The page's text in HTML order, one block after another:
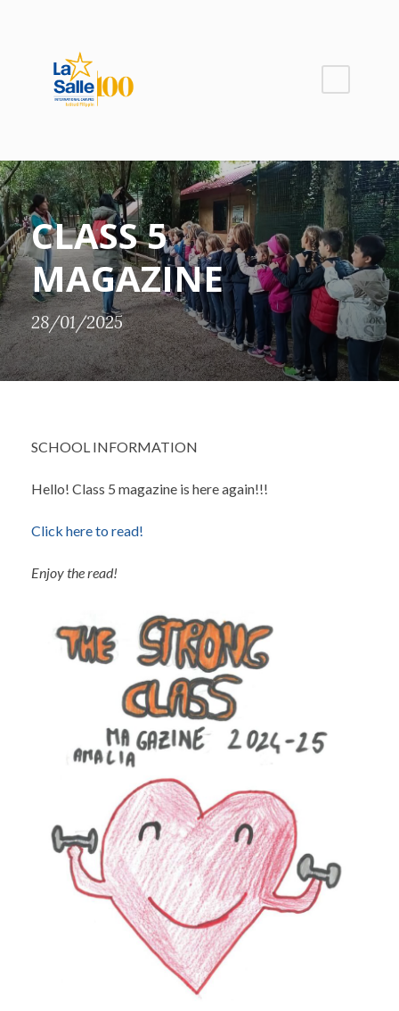
CLASS 5
MAGAZINE
28/01/2025
SCHOOL INFORMATION
Hello! Class 5 magazine is here again!!!
Click here to read!
Enjoy the read!